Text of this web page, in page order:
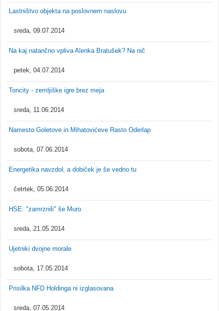
Lastništvo objekta na poslovnem naslovu
sreda, 09.07.2014
Na kaj natančno vpliva Alenka Bratušek? Na nič
petek, 04.07.2014
Toncity - zemljiške igre brez meja
sreda, 11.06.2014
Namesto Goletove in Mihatovićeve Rasto Oderlap
sobota, 07.06.2014
Energetika navzdol, a dobiček je še vedno tu
četrtek, 05.06.2014
HSE: "zamrznili" še Muro
sreda, 21.05.2014
Ujetniki dvojne morale
sobota, 17.05.2014
Prisilka NFD Holdinga ni izglasovana
sreda, 07.05.2014